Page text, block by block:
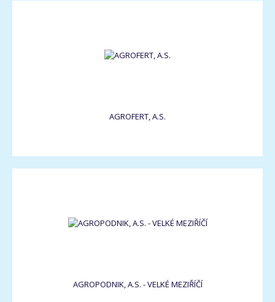
AGROFERT, A.S.
AGROPODNIK, A.S. - VELKÉ MEZIŘÍČÍ